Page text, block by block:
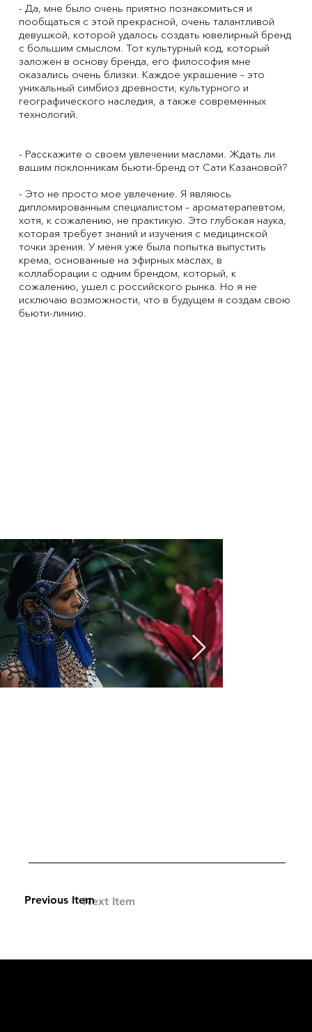
- Да, мне было очень приятно познакомиться и
пообщаться с этой прекрасной, очень талантливой
девушкой, которой удалось создать ювелирный бренд
с большим смыслом. Тот культурный код, который
заложен в основу бренда, его философия мне
оказались очень близки. Каждое украшение – это
уникальный симбиоз древности, культурного и
географического наследия, а также современных
технологий.
- Расскажите о своем увлечении маслами. Ждать ли
вашим поклонникам бьюти-бренд от Сати Казановой?
- Это не просто мое увлечение. Я являюсь
дипломированным специалистом – ароматерапевтом,
хотя, к сожалению, не практикую. Это глубокая наука,
которая требует знаний и изучения с медицинской
точки зрения. У меня уже была попытка выпустить
крема, основанные на эфирных маслах, в
коллаборации с одним брендом, который, к
сожалению, ушел с российского рынка. Но я не
исключаю возможности, что в будущем я создам свою
бьюти-линию.
Next Item
Previous Item